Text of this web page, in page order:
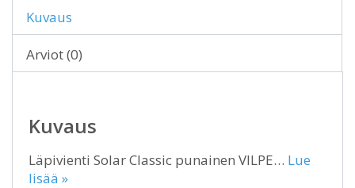
Kuvaus
Arviot (0)
Kuvaus
Läpivienti Solar Classic punainen VILPE… Lue
lisää »